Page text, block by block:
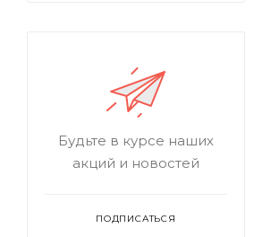
Будьте в курсе наших
акций и новостей
ПОДПИСАТЬСЯ